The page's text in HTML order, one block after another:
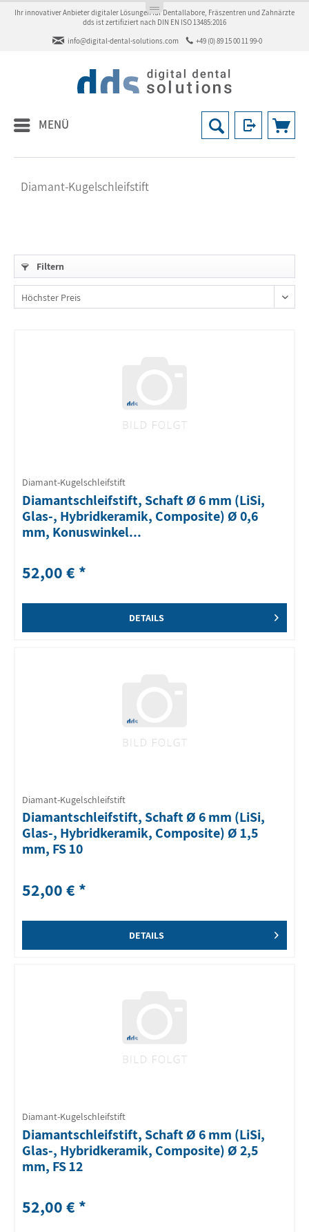
Ihr innovativer Anbieter digitaler Lösungen für Dentallabore, Fräszentren und Zahnärzte
dds ist zertifiziert nach DIN EN ISO 13485:2016
info@digital-dental-solutions.com
+49 (0) 89 15 00 11 99-0
MENÜ
Diamant-Kugelschleifstift
Filtern
Diamant-Kugelschleifstift
Diamantschleifstift, Schaft Ø 6 mm (LiSi,
Glas-, Hybridkeramik, Composite) Ø 0,6
mm, Konuswinkel...
52,00 € *
DETAILS
Diamant-Kugelschleifstift
Diamantschleifstift, Schaft Ø 6 mm (LiSi,
Glas-, Hybridkeramik, Composite) Ø 1,5
mm, FS 10
52,00 € *
DETAILS
Diamant-Kugelschleifstift
Diamantschleifstift, Schaft Ø 6 mm (LiSi,
Glas-, Hybridkeramik, Composite) Ø 2,5
mm, FS 12
52,00 € *